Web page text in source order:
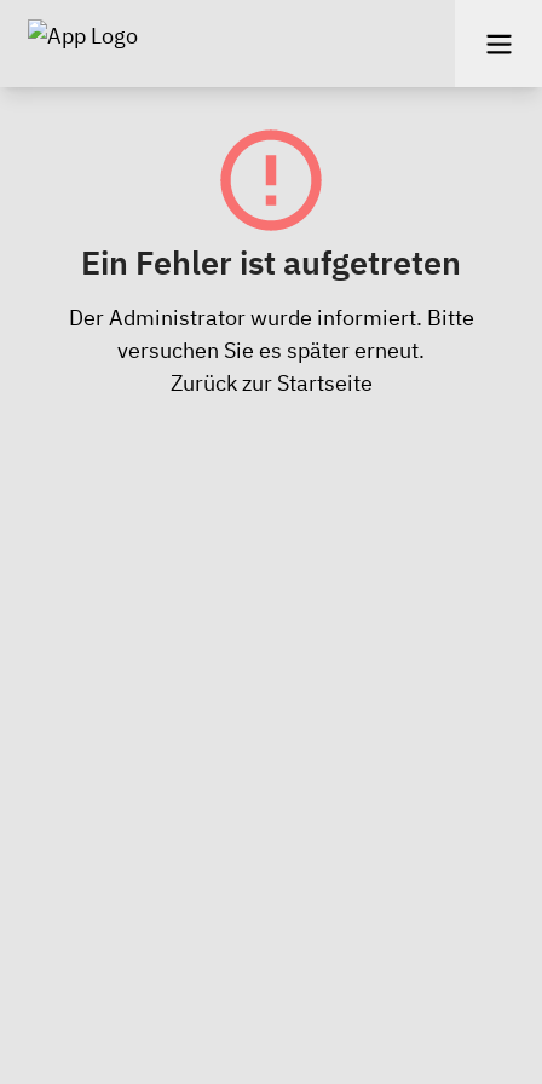
Ein Fehler ist aufgetreten
Der Administrator wurde informiert. Bitte
versuchen Sie es später erneut.
Zurück zur Startseite